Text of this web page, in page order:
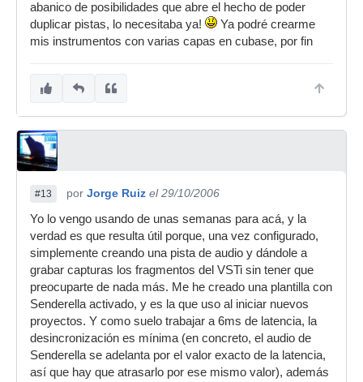
abanico de posibilidades que abre el hecho de poder
duplicar pistas, lo necesitaba ya!
Ya podré crearme
mis instrumentos con varias capas en cubase, por fin
#13 por Jorge Ruiz el 29/10/2006
Yo lo vengo usando de unas semanas para acá, y la
verdad es que resulta útil porque, una vez configurado,
simplemente creando una pista de audio y dándole a
grabar capturas los fragmentos del VSTi sin tener que
preocuparte de nada más. Me he creado una plantilla con
Senderella activado, y es la que uso al iniciar nuevos
proyectos. Y como suelo trabajar a 6ms de latencia, la
desincronización es mínima (en concreto, el audio de
Senderella se adelanta por el valor exacto de la latencia,
así que hay que atrasarlo por ese mismo valor), además